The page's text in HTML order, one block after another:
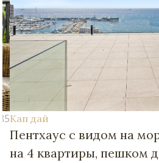
на море в новом доме
до пляжа и